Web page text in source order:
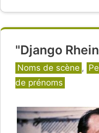
"Django
Catégories
Noms de scène ,
de prénoms